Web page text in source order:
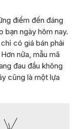
điểm đến đáng
bạn ngày hôm nay.
có giá bán phải
nữa, mẫu mã
đau đầu không
cũng là một lựa